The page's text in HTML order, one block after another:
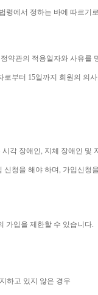
령에서 정하는 바에 따르기
약관의 적용일자와 사유를
로부터 15일까지 회원의 의
각 장애인, 지체 장애인 및
신청을 해야 하며, 가입신청
가입을 제한할 수 있습니다.
하고 있지 않은 경우